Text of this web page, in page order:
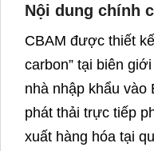
Nội dung chính
CBAM được thiết
carbon” tại biên
nhà nhập khẩu vào
phát thải trực tiếp
xuất hàng hóa tại